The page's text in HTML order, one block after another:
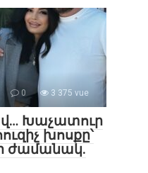
0 3 375 vue
Խաչատուր
խոսքը՝
ժամանակ.